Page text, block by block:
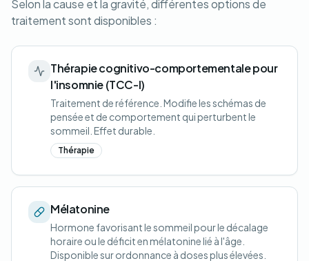
Selon la cause et la gravité, différentes options de
traitement sont disponibles :
Thérapie cognitivo-comportementale pour
l'insomnie (TCC-I)
Traitement de référence. Modifie les schémas de
pensée et de comportement qui perturbent le
sommeil. Effet durable.
Thérapie
Mélatonine
Hormone favorisant le sommeil pour le décalage
horaire ou le déficit en mélatonine lié à l'âge.
Disponible sur ordonnance à doses plus élevées.